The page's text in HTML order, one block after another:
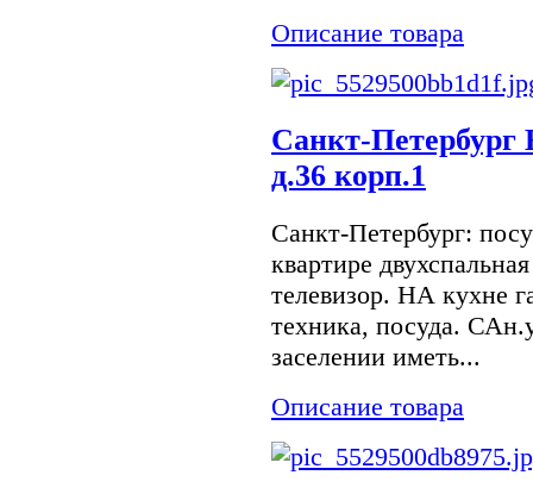
Описание товара
Санкт-Петербург
д.36 корп.1
Санкт-Петербург:
квартире
телевизор. НА кухне
техника, посуда.
заселении иметь...
Описание товара